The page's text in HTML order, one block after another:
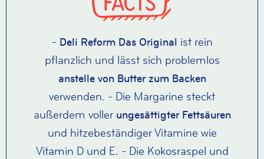
- Deli Reform Das Original ist rein
pflanzlich und lässt sich problemlos
anstelle von Butter zum Backen
verwenden. - Die Margarine steckt
außerdem voller ungesättigter Fettsäuren
und hitzebeständiger Vitamine wie
Vitamin D und E. - Die Kokosraspel und